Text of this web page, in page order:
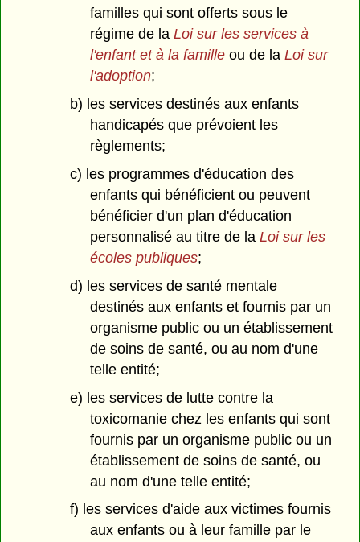
familles qui sont offerts sous le
régime de laLoi sur les services à
l'enfant et à la familleou de laLoi sur
l'adoption;
b) les services destinés aux enfants
handicapés que prévoient les
règlements;
c) les programmes d'éducation des
enfants qui bénéficient ou peuvent
bénéficier d'un plan d'éducation
personnalisé au titre de la Loi sur les
écoles publiques;
d) les services de santé mentale
destinés aux enfants et fournis par un
organisme public ou un établissement
de soins de santé, ou au nom d'une
telle entité;
e) les services de lutte contre la
toxicomanie chez les enfants qui sont
fournis par un organisme public ou un
établissement de soins de santé, ou
au nom d'une telle entité;
f) les services d'aide aux victimes fournis
aux enfants ou à leur famille par le